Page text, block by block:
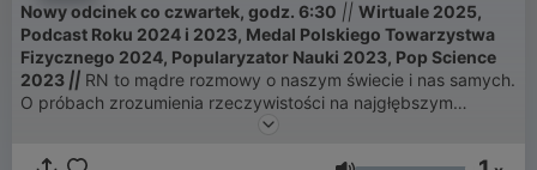
Nowy odcinek co czwartek, godz. 6:30 || Wirtuale 2025,
Podcast Roku 2024 i 2023, Medal Polskiego Towarzystwa
Fizycznego 2024, Popularyzator Nauki 2023, Pop Science
2023 || RN to mądre rozmowy o naszym świecie i nas samych.
O próbach zrozumienia rzeczywistości na najgłębszym
poziomie. Rozmawiam z naukowcami i naukowczyniami, którzy